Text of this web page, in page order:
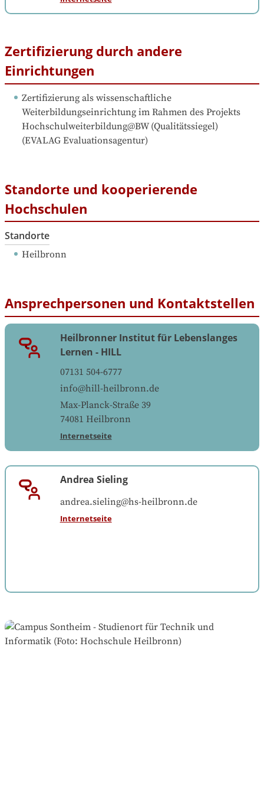
Zertifizierung durch andere
Einrichtungen
Zertifizierung als wissenschaftliche
Weiterbildungseinrichtung im Rahmen des Projekts
Hochschulweiterbildung@BW (Qualitätssiegel)
(EVALAG Evaluationsagentur)
Standorte und kooperierende
Hochschulen
Standorte
Heilbronn
Ansprechpersonen und Kontaktstellen
Heilbronner Institut für Lebenslanges
Lernen - HILL
07131 504-6777
info@hill-heilbronn.de
Max-Planck-Straße 39
74081 Heilbronn
Internetseite
Andrea Sieling
andrea.sieling@hs-heilbronn.de
Internetseite